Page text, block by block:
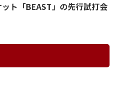
ト「BEAST」の先行試打会